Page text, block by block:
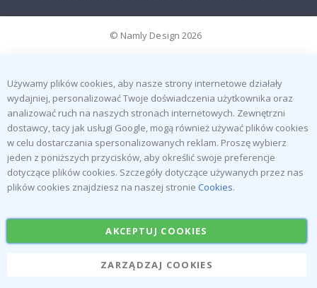
© Namly Design 2026
Używamy plików cookies, aby nasze strony internetowe działały
wydajniej, personalizować Twoje doświadczenia użytkownika oraz
analizować ruch na naszych stronach internetowych. Zewnętrzni
dostawcy, tacy jak usługi Google, mogą również używać plików cookies
w celu dostarczania spersonalizowanych reklam. Proszę wybierz
jeden z poniższych przycisków, aby określić swoje preferencje
dotyczące plików cookies. Szczegóły dotyczące używanych przez nas
plików cookies znajdziesz na naszej stronie Cookies.
AKCEPTUJ COOKIES
ZARZĄDZAJ COOKIES